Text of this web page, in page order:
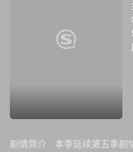
剧情简介 : 本季延续第五季剧